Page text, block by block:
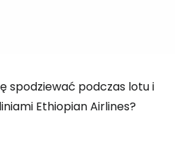
spodziewać podczas lotu i
Ethiopian Airlines?